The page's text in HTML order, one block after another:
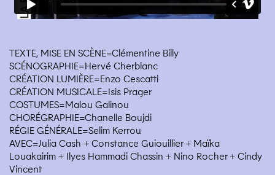
TEXTE, MISE EN SCÈNE=Clémentine Billy
SCÉNOGRAPHIE=Hervé Cherblanc
CRÉATION LUMIÈRE=Enzo Cescatti
CRÉATION MUSICALE=Isis Prager
COSTUMES=Malou Galinou
CHORÉGRAPHIE=Chanelle Boujdi
RÉGIE GÉNÉRALE=Selim Kerrou
AVEC=Julia Cash + Constance Guiouillier + Maïka
Louakairim + Ilyes Hammadi Chassin + Nino Rocher + Cindy
Vincent